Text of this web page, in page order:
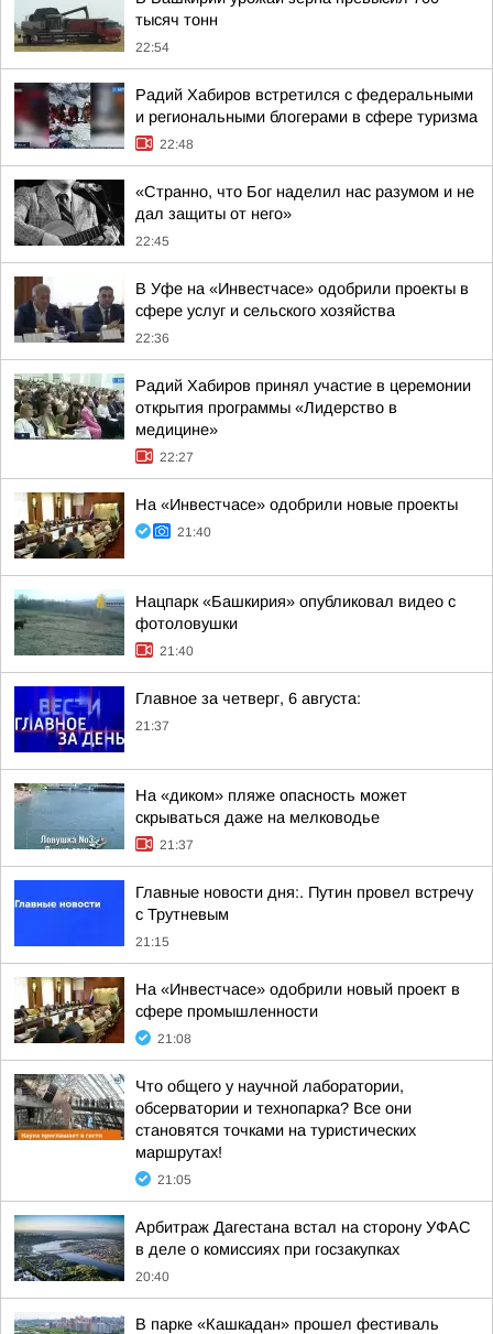
тысяч тонн
22:54
Радий Хабиров встретился с федеральными
и региональными блогерами в сфере туризма
22:48
«Странно, что Бог наделил нас разумом и не
дал защиты от него»
22:45
В Уфе на «Инвестчасе» одобрили проекты в
сфере услуг и сельского хозяйства
22:36
Радий Хабиров принял участие в церемонии
открытия программы «Лидерство в
медицине»
22:27
На «Инвестчасе» одобрили новые проекты
21:40
Нацпарк «Башкирия» опубликовал видео с
фотоловушки
21:40
Главное за четверг, 6 августа:
21:37
На «диком» пляже опасность может
скрываться даже на мелководье
21:37
Главные новости дня:. Путин провел встречу
с Трутневым
21:15
На «Инвестчасе» одобрили новый проект в
сфере промышленности
21:08
Что общего у научной лаборатории,
обсерватории и технопарка? Все они
становятся точками на туристических
маршрутах!
21:05
Арбитраж Дагестана встал на сторону УФАС
в деле о комиссиях при госзакупках
20:40
В парке «Кашкадан» прошел фестиваль